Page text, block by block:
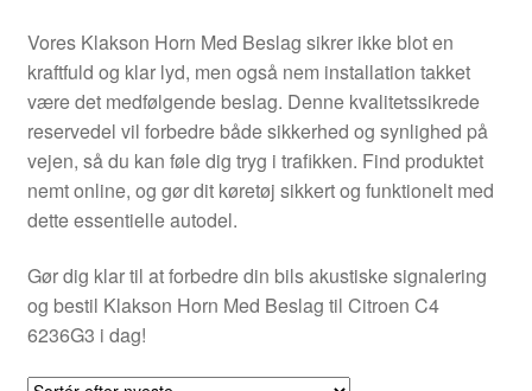
Levering
Min Konto
Om os
Privatlivspolitik
Vilkår og betingelser
Vores Klakson Horn Med Beslag sikrer ikke blot en
kraftfuld og klar lyd, men også nem installation takket
være det medfølgende beslag. Denne kvalitetssikrede
reservedel vil forbedre både sikkerhed og synlighed på
vejen, så du kan føle dig tryg i trafikken. Find produktet
nemt online, og gør dit køretøj sikkert og funktionelt med
dette essentielle autodel.
Gør dig klar til at forbedre din bils akustiske signalering
og bestil Klakson Horn Med Beslag til Citroen C4
6236G3 i dag!